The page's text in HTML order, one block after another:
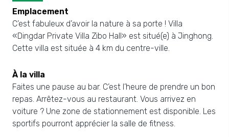
Emplacement
C’est fabuleux d’avoir la nature à sa porte ! Villa
«Dingdar Private Villa Zibo Hall» est situé(e) à Jinghong.
Cette villa est située à 4 km du centre-ville.
À la villa
Faites une pause au bar. C’est l’heure de prendre un bon
repas. Arrêtez-vous au restaurant. Vous arrivez en
voiture ? Une zone de stationnement est disponible. Les
sportifs pourront apprécier la salle de fitness.